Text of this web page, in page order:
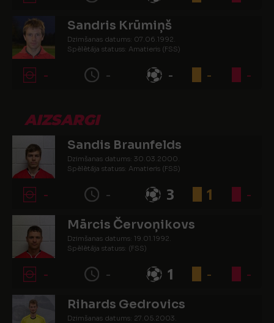
Sandris Krūmiņš
Dzimšanas datums: 07.06.1992.
Spēlētāja statuss: Amatieris (FSS)
- - - - -
AIZSARGI
Sandis Braunfelds
Dzimšanas datums: 30.03.2000.
Spēlētāja statuss: Amatieris (FSS)
- - 3 1 -
Mārcis Červoņikovs
Dzimšanas datums: 19.01.1992.
Spēlētāja statuss: (FSS)
- - 1 - -
Rihards Gedrovics
Dzimšanas datums: 27.05.2003.